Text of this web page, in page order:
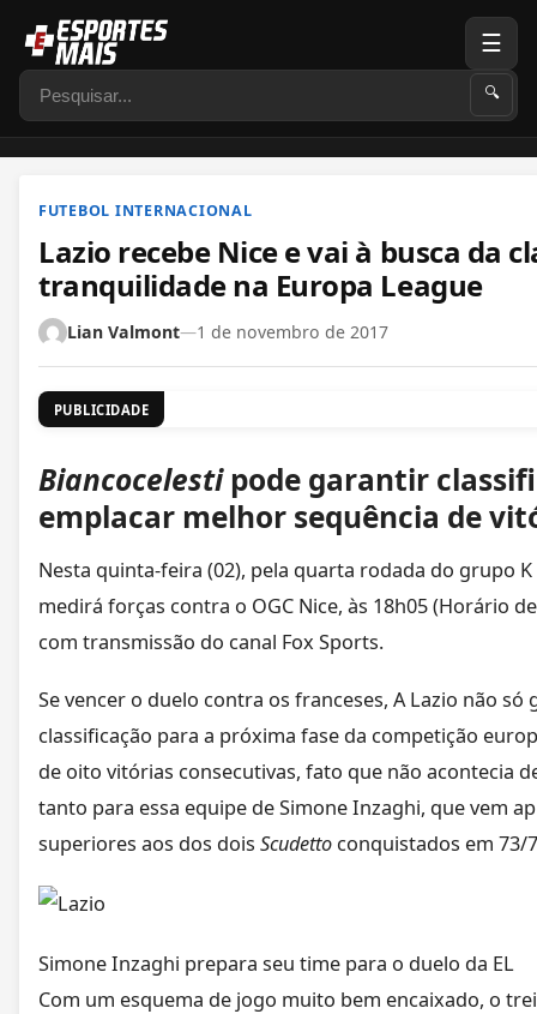
Pesquisar 🔍
☰
FUTEBOL INTERNACIONAL
Lazio recebe Nice e vai à busca da
tranquilidade na Europa League
Lian Valmont—1 de novembro de 2017
PUBLICIDADE
Biancocelestipode garantir
emplacar melhor sequência de
Nesta quinta-feira (02), pela quarta rodada do grupo K
medirá forças contra o OGC Nice, às 18h05 (Horário
com transmissão do canal Fox Sports.
Se vencer o duelo contra os franceses, A Lazio não
classificação para a próxima fase da competição
de oito vitórias consecutivas, fato que não acontecia
tanto para essa equipe de Simone Inzaghi, que vem
superiores aos dos dois Scudetto conquistados em 73/
Simone Inzaghi prepara seu time para o duelo da EL
Com um esquema de jogo muito bem encaixado, o